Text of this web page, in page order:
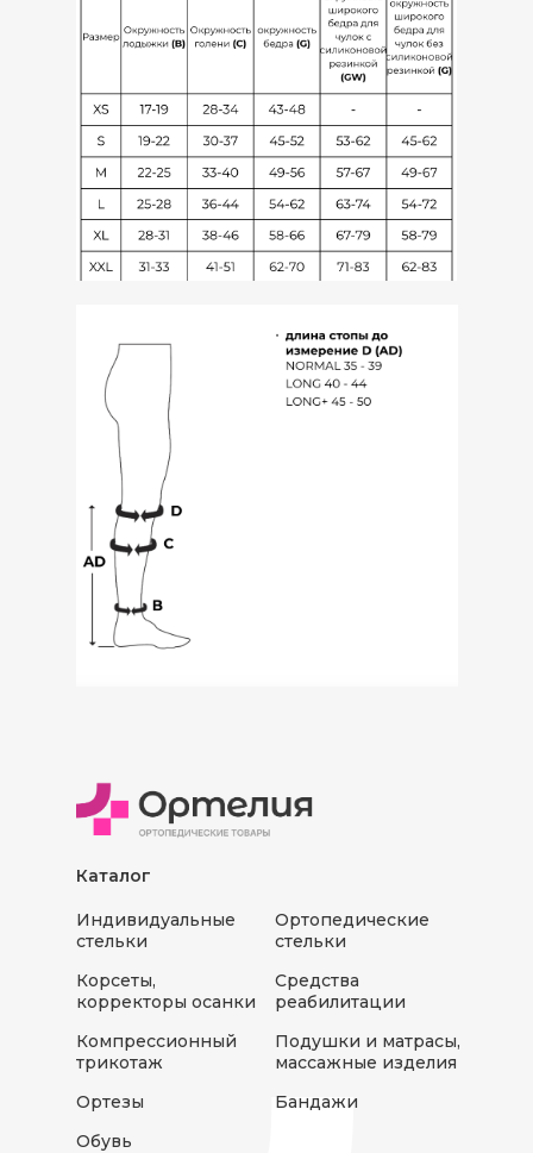
Каталог
Индивидуальные
стельки
Корсеты,
корректоры осанки
Компрессионный
трикотаж
Ортезы
Обувь
Ортопедические
стельки
Средства
реабилитации
Подушки и матрасы,
массажные изделия
Бандажи